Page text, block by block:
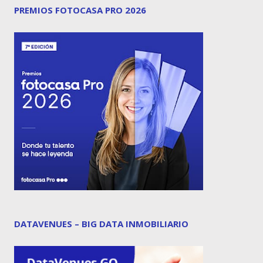
PREMIOS FOTOCASA PRO 2026
DATAVENUES – BIG DATA INMOBILIARIO